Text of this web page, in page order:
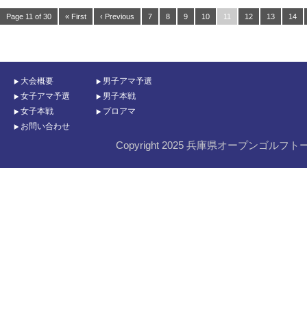
Page 11 of 30 « First ‹ Previous 7 8 9 10 11 12 13 14
大会概要
男子アマ予選
女子アマ予選
男子本戦
女子本戦
プロアマ
お問い合わせ
Copyright 2025 兵庫県オープンゴルフト